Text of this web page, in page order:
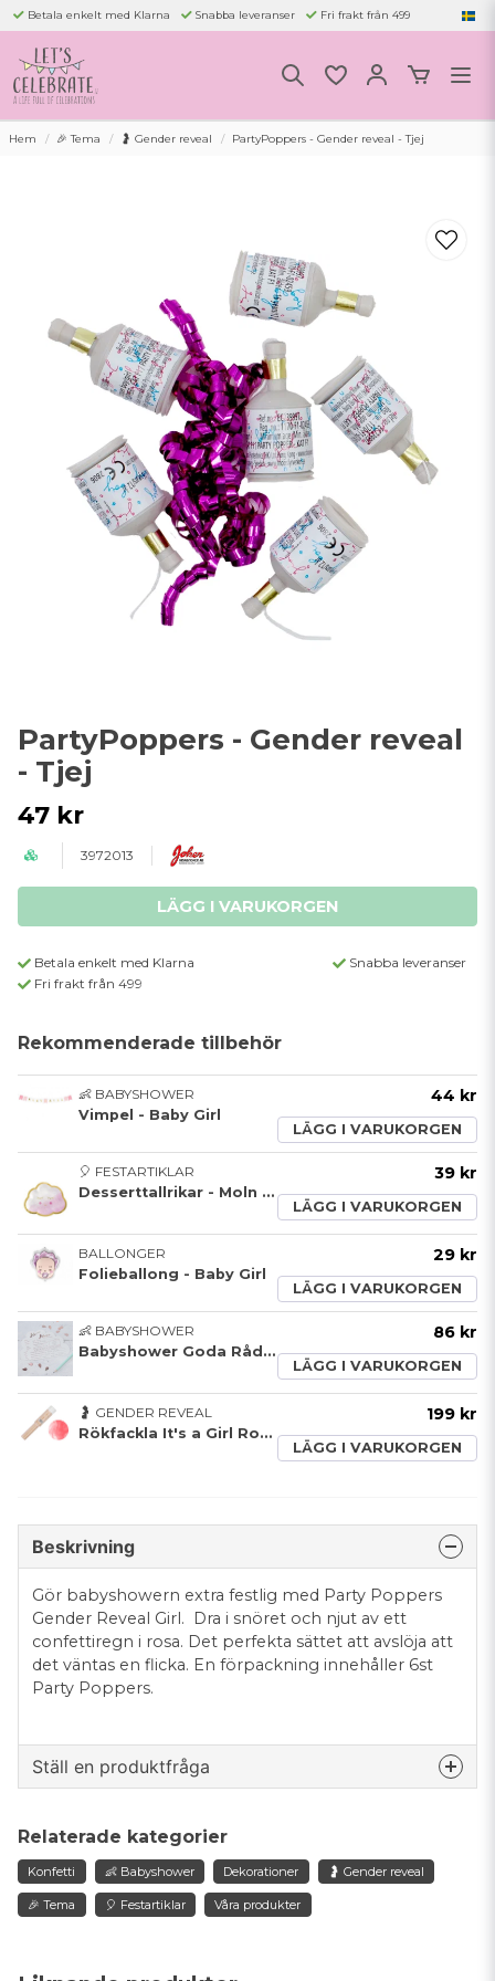
Betala enkelt med Klarna Snabba leveranser Fri frakt från 499
Hem 🎉 Tema 🤰 Gender reveal PartyPoppers - Gender reveal - Tjej
PartyPoppers - Gender reveal
- Tjej
47 kr
3972013
LÄGG I VARUKORGEN
Betala enkelt med Klarna
Snabba leveranser
Fri frakt från 499
Rekommenderade tillbehör
👶 BABYSHOWER
Vimpel - Baby Girl
44 kr
LÄGG I VARUKORGEN
🎈 FESTARTIKLAR
Desserttallrikar - Moln - Rosa/Guld- Oh Baby Girl**
39 kr
LÄGG I VARUKORGEN
BALLONGER
Folieballong - Baby Girl
29 kr
LÄGG I VARUKORGEN
👶 BABYSHOWER
Babyshower Goda Råd Kort
86 kr
LÄGG I VARUKORGEN
🤰 GENDER REVEAL
Rökfackla It's a Girl Rosa
199 kr
LÄGG I VARUKORGEN
Beskrivning
Gör babyshowern extra festlig med Party Poppers
Gender Reveal Girl. Dra i snöret och njut av ett
confettiregn i rosa. Det perfekta sättet att avslöja att
det väntas en flicka. En förpackning innehåller 6st
Party Poppers.
Ställ en produktfråga
Fråga oss något om denna produkten...
Relaterade kategorier
Konfetti 👶 Babyshower Dekorationer 🤰 Gender reveal
🎉 Tema 🎈 Festartiklar Våra produkter